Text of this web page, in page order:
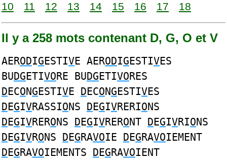
10
11 12 13 14 15 16 17 18
Il y a 258 mots contenant D, G, O et V
AERODIGESTIVE AERODIGESTIVES
BUDGETIVORE BUDGETIVORES
DECONGESTIVE DECONGESTIVES
DEGIVRASSIONS DEGIVRERIONS
DEGIVRERONS DEGIVRERONT DEGIVRIONS
DEGIVRONS DEGRAVOIE DEGRAVOIEMENT
DEGRAVOIEMENTS DEGRAVOIENT